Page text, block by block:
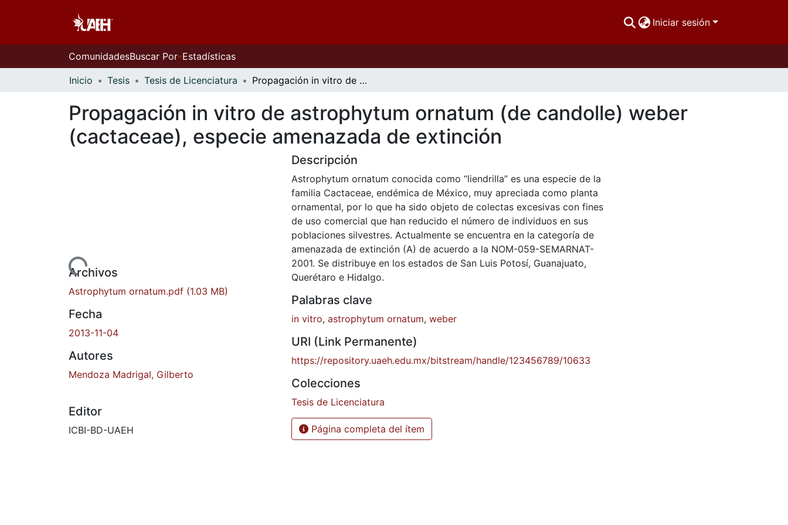
Iniciar sesión
ComunidadesBuscar Por Estadísticas
Inicio Tesis Tesis de Licenciatura Propagación in vitro de astrophytum ornatum (de candolle) weber (cactaceae), especie amenazada de extinción
Propagación in vitro de astrophytum ornatum (de candolle) weber
(cactaceae), especie amenazada de extinción
Cargando...
Archivos
Astrophytum ornatum.pdf (1.03 MB)
Fecha
2013-11-04
Autores
Mendoza Madrigal, Gilberto
Editor
ICBI-BD-UAEH
Descripción
Astrophytum ornatum conocida como “liendrilla” es una especie de la
familia Cactaceae, endémica de México, muy apreciada como planta
ornamental, por lo que ha sido objeto de colectas excesivas con fines
de uso comercial que han reducido el número de individuos en sus
poblaciones silvestres. Actualmente se encuentra en la categoría de
amenazada de extinción (A) de acuerdo a la NOM-059-SEMARNAT-
2001. Se distribuye en los estados de San Luis Potosí, Guanajuato,
Querétaro e Hidalgo.
Palabras clave
in vitro, astrophytum ornatum, weber
URI (Link Permanente)
https://repository.uaeh.edu.mx/bitstream/handle/123456789/10633
Colecciones
Tesis de Licenciatura
Página completa del ítem